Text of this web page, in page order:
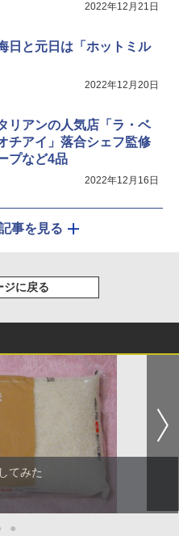
2022年12月21日
日と元日は「ホットミル
2022年12月20日
リアンの人気店「ラ・ベ
チアイ」落合シェフ監修
プなど4品
2022年12月16日
事を見る
ジに戻る
てみた
●